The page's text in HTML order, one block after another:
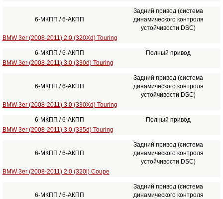
6-МКПП / 6-АКПП
Задний привод (система
динамического контроля
устойчивости DSC)
BMW 3er (2008-2011) 2.0 (320Xd) Touring
6-МКПП / 6-АКПП
Полный привод
BMW 3er (2008-2011) 3.0 (330d) Touring
6-МКПП / 6-АКПП
Задний привод (система
динамического контроля
устойчивости DSC)
BMW 3er (2008-2011) 3.0 (330Xd) Touring
6-МКПП / 6-АКПП
Полный привод
BMW 3er (2008-2011) 3.0 (335d) Touring
6-МКПП / 6-АКПП
Задний привод (система
динамического контроля
устойчивости DSC)
BMW 3er (2008-2011) 2.0 (320i) Coupe
6-МКПП / 6-АКПП
Задний привод (система
динамического контроля